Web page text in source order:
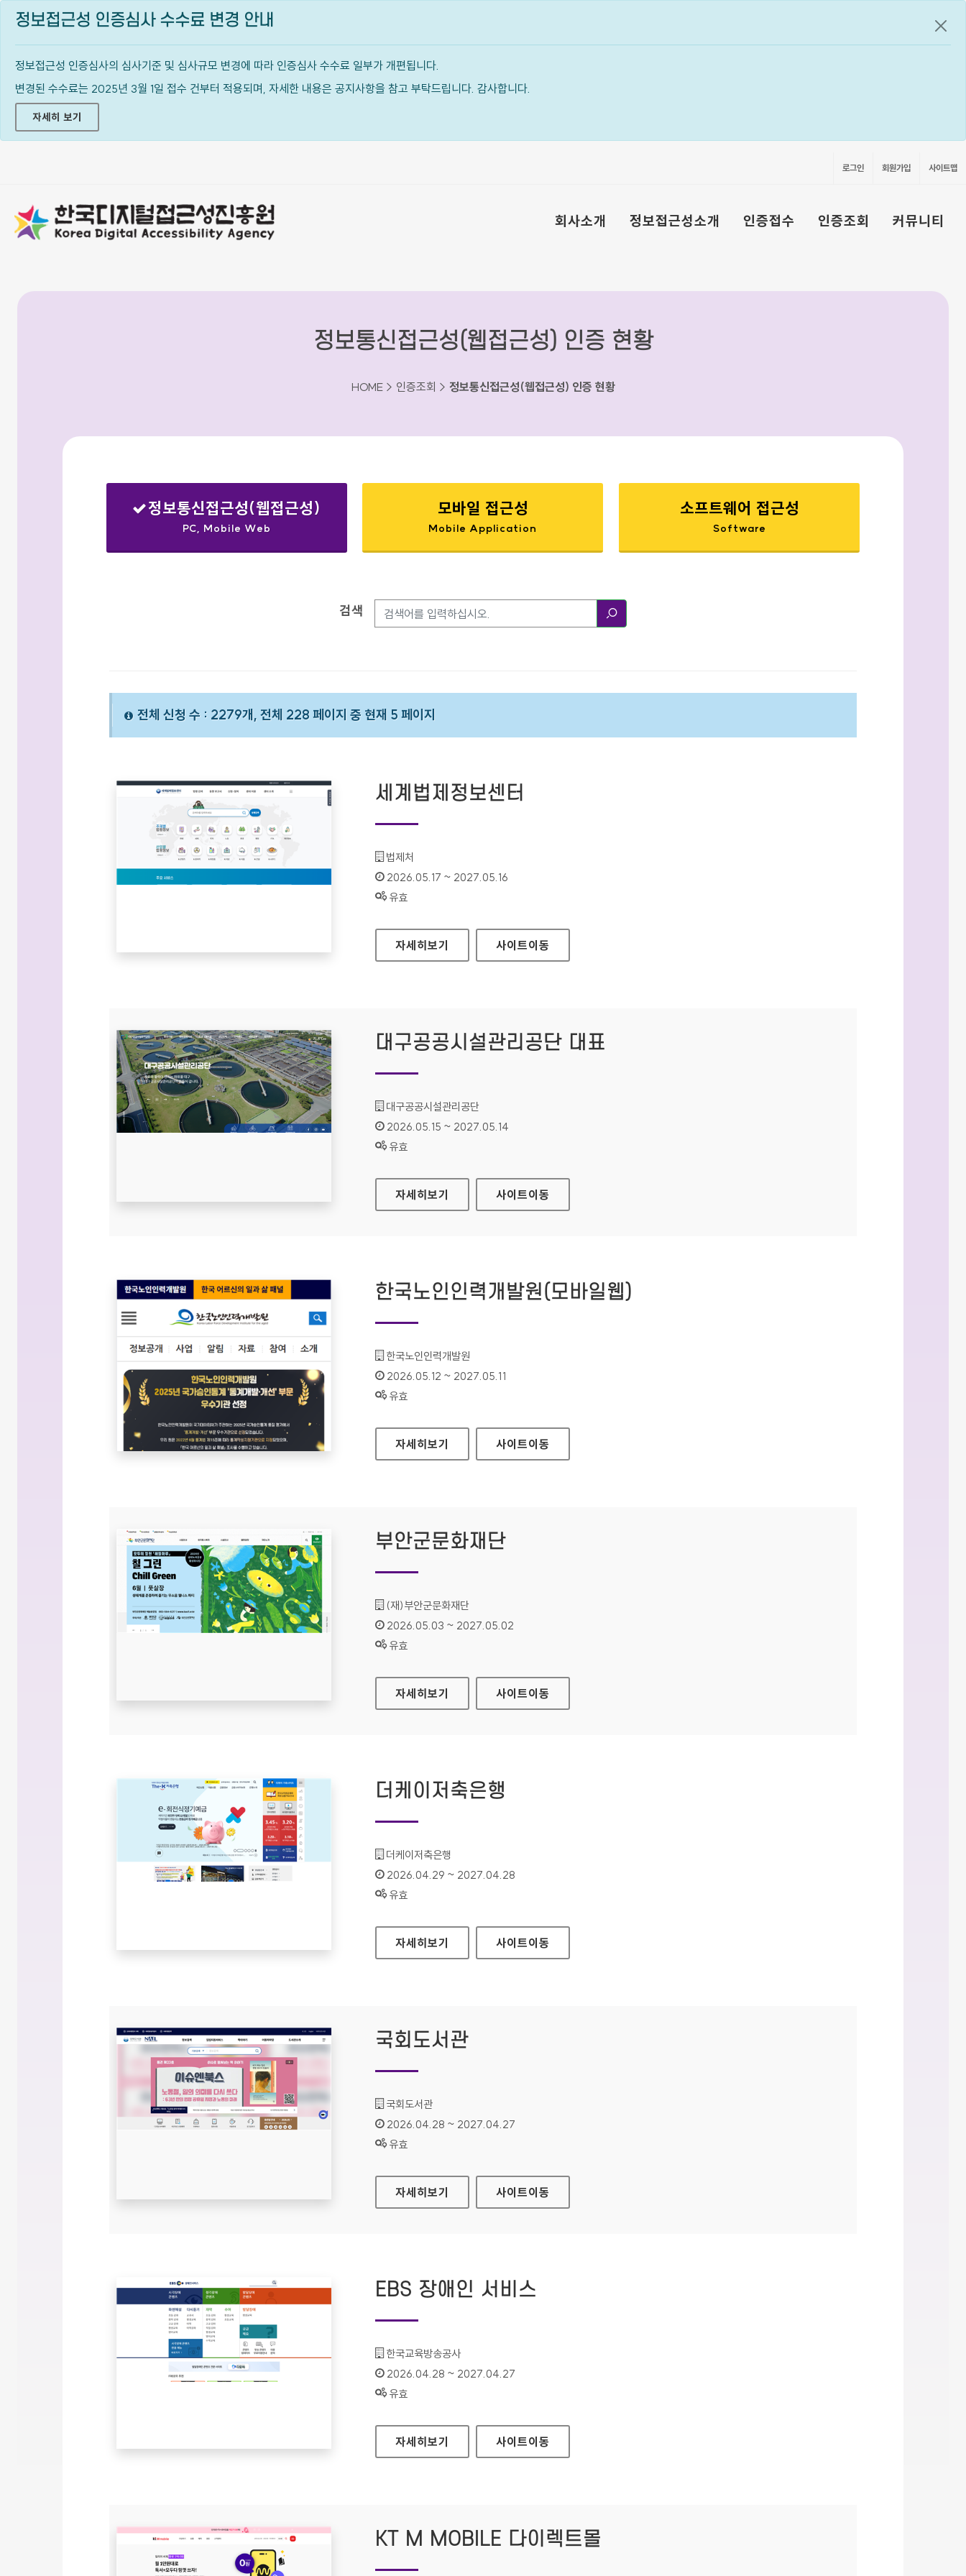
정보접근성 인증심사 수수료 변경 안내
정보접근성 인증심사의 심사기준 및 심사규모 변경에 따라 인증심사 수수료 일부가 개편됩니다.
변경된 수수료는 2025년 3월 1일 접수 건부터 적용되며, 자세한 내용은 공지사항을 참고 부탁드립니다. 감사합니다.
자세히 보기
공지
로그인 회원가입 사이트맵
회사소개 정보접근성소개 인증접수 인증조회 커뮤니티
정보통신접근성(웹접근성) 인증 현황
HOME > 인증조회 > 정보통신접근성(웹접근성) 인증 현황
정보통신접근성(웹접근성)
PC, Mobile Web
모바일 접근성
Mobile Application
소프트웨어 접근성
Software
검색
전체 신청 수 : 2279개, 전체 228 페이지 중 현재 5 페이지
세계법제정보센터
기관명 :
법제처
인증기간 :
2026.05.17 ~ 2027.05.16
상태 :
유효
세계법제정보센터
자세히보기 사이트이동
대구공공시설관리공단 대표
기관명 :
대구공공시설관리공단
인증기간 :
2026.05.15 ~ 2027.05.14
상태 :
유효
대구공공시설관리공단 대표
자세히보기 사이트이동
한국노인인력개발원(모바일웹)
기관명 :
한국노인인력개발원
인증기간 :
2026.05.12 ~ 2027.05.11
상태 :
유효
한국노인인력개발원(모바일웹)
자세히보기 사이트이동
부안군문화재단
기관명 :
(재)부안군문화재단
인증기간 :
2026.05.03 ~ 2027.05.02
상태 :
유효
부안군문화재단
자세히보기 사이트이동
더케이저축은행
기관명 :
더케이저축은행
인증기간 :
2026.04.29 ~ 2027.04.28
상태 :
유효
더케이저축은행
자세히보기 사이트이동
국회도서관
기관명 :
국회도서관
인증기간 :
2026.04.28 ~ 2027.04.27
상태 :
유효
국회도서관
자세히보기 사이트이동
EBS 장애인 서비스
기관명 :
한국교육방송공사
인증기간 :
2026.04.28 ~ 2027.04.27
상태 :
유효
EBS 장애인 서비스
자세히보기 사이트이동
KT M MOBILE 다이렉트몰